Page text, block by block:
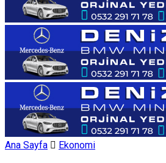
Ana Sayfa Ekonomi